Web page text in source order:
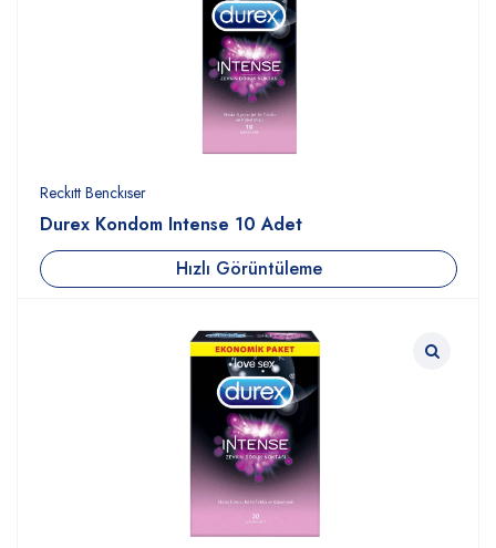
Reckıtt Benckıser
Durex Kondom Intense 10 Adet
Hızlı Görüntüleme